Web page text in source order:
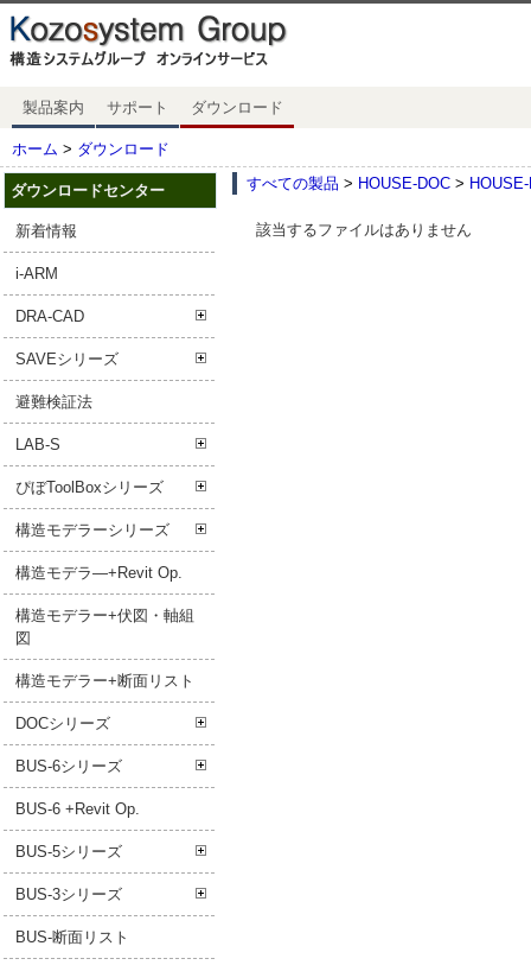
製品案内 サポート ダウンロード
ホーム > ダウンロード
ダウンロードセンター
新着情報
i-ARM
DRA-CAD
SAVEシリーズ
避難検証法
LAB-S
ぴぼToolBoxシリーズ
構造モデラーシリーズ
構造モデラ―+Revit Op.
構造モデラー+伏図・軸組
図
構造モデラー+断面リスト
DOCシリーズ
BUS-6シリーズ
BUS-6 +Revit Op.
BUS-5シリーズ
BUS-3シリーズ
BUS-断面リスト
すべての製品 > HOUSE-DOC >
該当するファイルはありません